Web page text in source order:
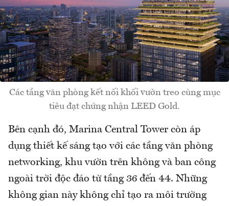
Các tầng văn phòng kết nối khối vườn treo cùng mục
tiêu đạt chứng nhận LEED Gold.
Bên cạnh đó, Marina Central Tower còn áp
dụng thiết kế sáng tạo với các tầng văn phòng
networking, khu vườn trên không và ban công
ngoài trời độc đáo từ tầng 36 đến 44. Những
không gian này không chỉ tạo ra môi trường